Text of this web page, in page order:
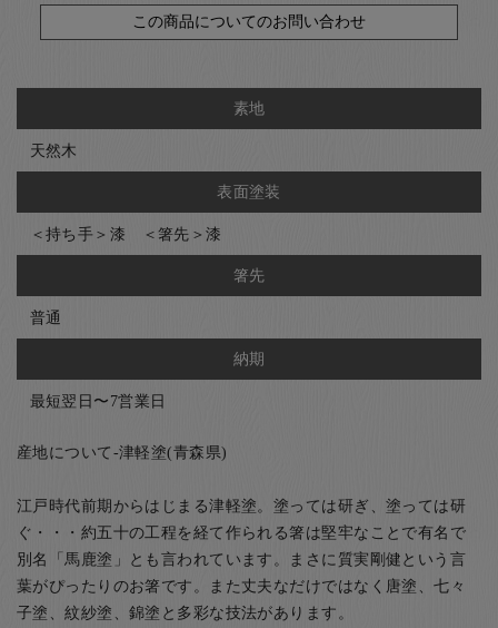
この商品についてのお問い合わせ
素地
天然木
表面塗装
＜持ち手＞漆 ＜箸先＞漆
箸先
普通
納期
最短翌日〜7営業日
産地について-津軽塗(青森県)
江戸時代前期からはじまる津軽塗。塗っては研ぎ、塗っては研
ぐ・・・約五十の工程を経て作られる箸は堅牢なことで有名で
別名「馬鹿塗」とも言われています。まさに質実剛健という言
葉がぴったりのお箸です。また丈夫なだけではなく唐塗、七々
子塗、紋紗塗、錦塗と多彩な技法があります。